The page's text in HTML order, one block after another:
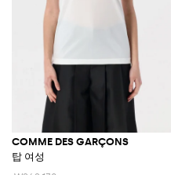
COMME DES GARÇONS
탑 여성